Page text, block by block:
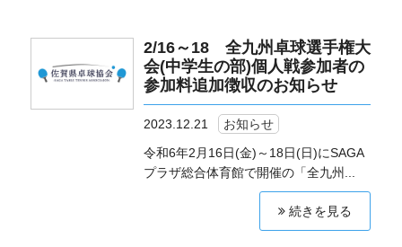
2/16～18 全九州卓球選手権大
会(中学生の部)個人戦参加者の
参加料追加徴収のお知らせ
2023.12.21
お知らせ
令和6年2月16日(金)～18日(日)にSAGA
プラザ総合体育館で開催の「全九州...
続きを見る